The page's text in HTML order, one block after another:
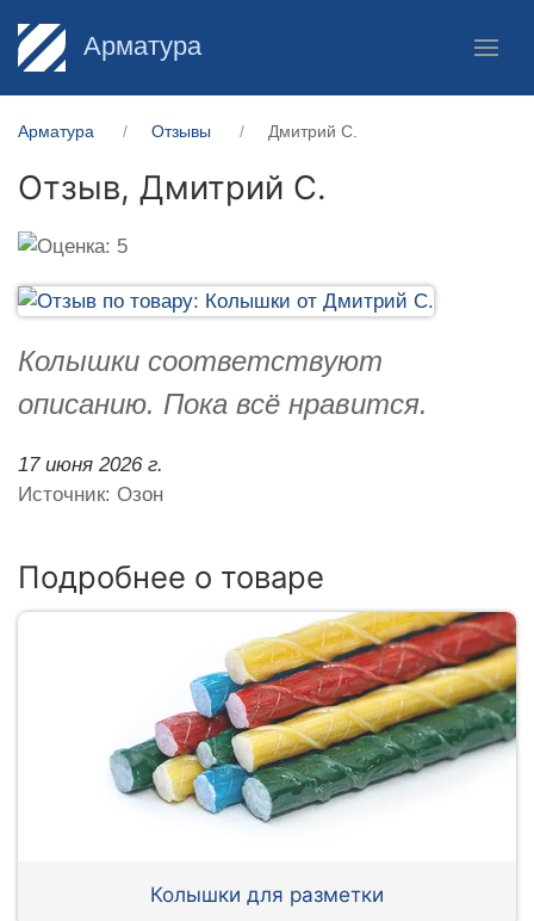
Арматура
Арматура Отзывы Дмитрий С.
Отзыв, Дмитрий С.
Колышки соответствуют
описанию. Пока всё нравится.
17 июня 2026 г.
Источник: Озон
Подробнее о товаре
Колышки для разметки